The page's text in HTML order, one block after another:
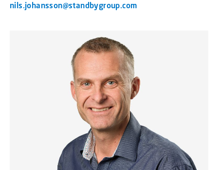
nils.johansson@standbygroup.com